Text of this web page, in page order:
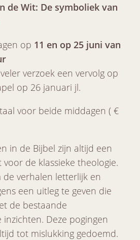
de Wit: De symboliek van
op 11 en op 25 juni van
verzoek een vervolg op
op 26 januari jl.
voor beide middagen ( €
in de Bijbel zijn altijd een
de klassieke theologie.
verhalen letterlijk en
een uitleg te geven die
de bestaande
Deze pogingen
tot mislukking gedoemd.